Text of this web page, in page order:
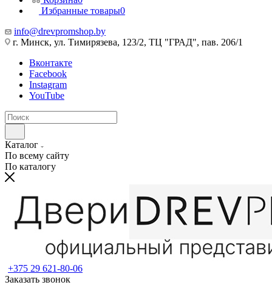
Избранные товары0
info@drevpromshop.by
г. Минск, ул. Тимирязева, 123/2, ТЦ "ГРАД", пав. 206/1
Вконтакте
Facebook
Instagram
YouTube
Каталог
По всему сайту
По каталогу
+375 29 621-80-06
Заказать звонок